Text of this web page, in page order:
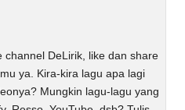
channel DeLirik, like dan share
ya. Kira-kira lagu apa lagi
Mungkin lagu-lagu yang